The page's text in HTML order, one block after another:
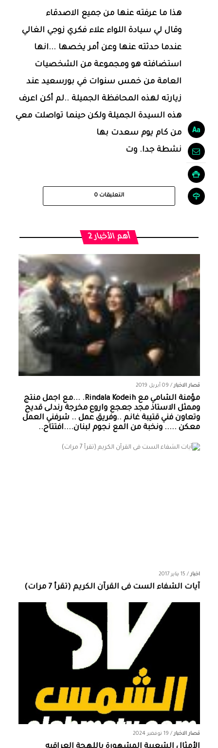
هذا ما عرفته عنها من جميع الاصدقاء
وقال لي سيادة اللواء علاء فكري زوجي الغالي
عندما حدثته عنها وعن أمر يخصها ...انها
استضافته هو ومجموعة من الشخصيات
العامة من خمس سنوات في بورسعيد عند
زيارته لهذه المحافظة الجميلة ..لم أكن اعرف
هذه السيدة الجميلة ولكن حينما تواصلت معي
من كام يوم سعدت بها
نشطة جدا. وت
التعليقات 0
أهم الأخبار 2
قصار الاخبار/ 09 أبريل 2019
مؤمنة الشامي‏ مع ‏‎Rindala Kodeih‎‏. ...مع اجمل منتج
وممثل الاستاذ مجد جعجع واروع مخرجة رندلى قديح
وتعاون فني قتيبة غانم ..وفريق عمل .. شرفني العمل
معكن ..... ونخبة من المع نجوم لبنان....افتتاح..
اخبار/ 15 يناير 2017
آيات الشفاء الست فى القرآن الكريم (تقرأ 7 مرات)
قصار الاخبار/ 19 نوفمبر 2024